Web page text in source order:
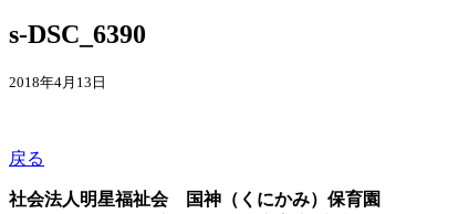
s-DSC_6390
2018年4月13日
戻る
社会法人明星福祉会 国神（くにかみ）保育園